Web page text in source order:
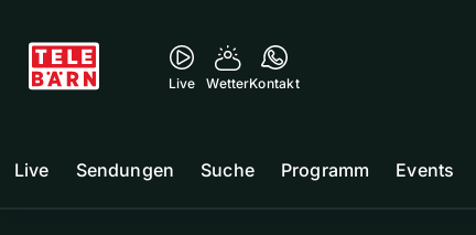
Live WetterKontakt
Live Sendungen Suche Programm Events